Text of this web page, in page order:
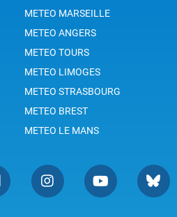
METEO MARSEILLE
METEO ANGERS
METEO TOURS
METEO LIMOGES
METEO STRASBOURG
METEO BREST
METEO LE MANS